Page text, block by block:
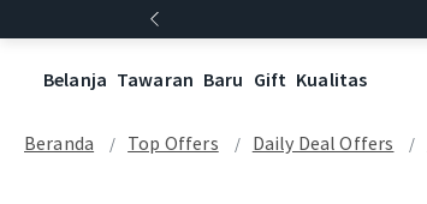
Belanja Tawaran Baru Gift Kualitas
Beranda Top Offers Daily Deal Offers